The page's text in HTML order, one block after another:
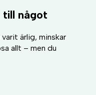
till något
ärlig, minskar
allt – men du